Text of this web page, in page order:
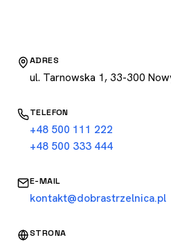
ADRES
ul. Tarnowska 1, 33-300
TELEFON
+48 500 111 222
+48 500 333 444
E-MAIL
kontakt@dobrastrzelnica.pl
STRONA